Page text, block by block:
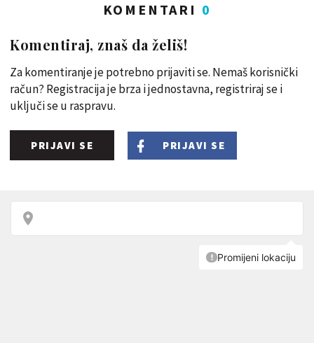
KOMENTARI 0
Komentiraj, znaš da želiš!
Za komentiranje je potrebno prijaviti se. Nemaš korisnički
račun? Registracija je brza i jednostavna, registriraj se i
uključi se u raspravu.
PRIJAVI SE PRIJAVI SE